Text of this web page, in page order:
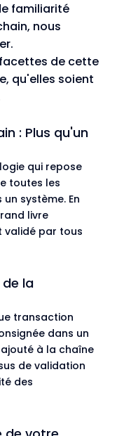
familiarité
nous
de cette
qu'elles soient
: Plus qu'un
qui repose
toutes les
système. En
livre
par tous
la
transaction
dans un
à la chaîne
de validation
des